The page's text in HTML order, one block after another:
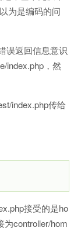
为是编码的问
误返回信息意识
index.php，然
index.php传给
接受的是ho
为controller/hom